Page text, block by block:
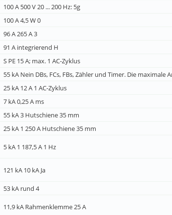
100 A 500 V 20 ... 200 Hz: 5g
100 A 4,5 W 0
96 A 265 A 3
91 A integrierend H
S PE 15 A; max. 1 AC-Zyklus
55 kA Nein DBs, FCs, FBs, Zähler und Timer. Die maximale
25 kA 12 A 1 AC-Zyklus
7 kA 0,25 A ms
55 kA 3 Hutschiene 35 mm
25 kA 1 250 A Hutschiene 35 mm
5 kA 1 187,5 A 1 Hz
121 kA 10 kA Ja
53 kA rund 4
11,9 kA Rahmenklemme 25 A